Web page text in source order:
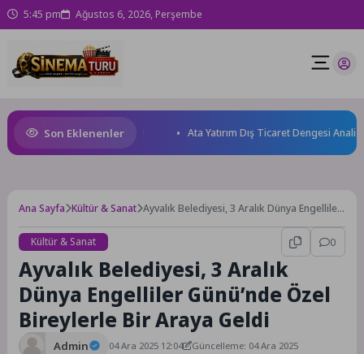
5:45 pm Ağustos 6, 2026, Perşembe
Son Eklenenler
sağlığını güçlendiriyor! Ata Yatırım Dış Ticaret Dengesi Analiz
Ana Sayfa Kültür & Sanat Ayvalık Belediyesi, 3 Aralık Dünya Engelliler
Kültür & Sanat
0
Ayvalık Belediyesi, 3 Aralık
Dünya Engelliler Günü’nde Özel
Bireylerle Bir Araya Geldi
Admin 04 Ara 2025 12:04
Güncelleme: 04 Ara 2025